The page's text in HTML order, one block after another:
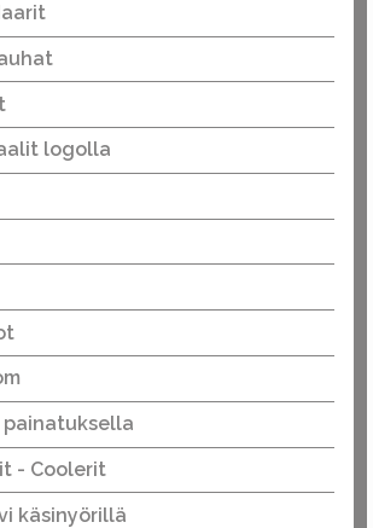
logolla
- Coolerit
käsinyörillä